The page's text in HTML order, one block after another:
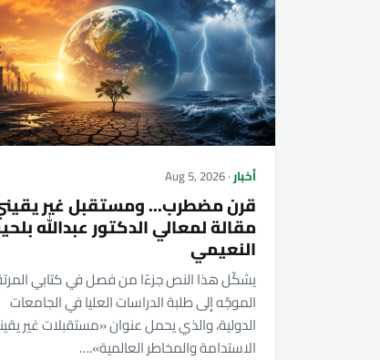
أخبار· Aug 5, 2026
قرن مضطرب... ومستقبل غير
مقالة لمعالي الدكتور عبدالله
النعيمي
يشكّل هذا النص جزءًا من فصل في كتابي
الموجّه إلى طلبة الدراسات العليا في الجامعات
الدولية، والذي يحمل عنوان «مستقبلات غير
الاستدامة والمخاطر العالمية».…